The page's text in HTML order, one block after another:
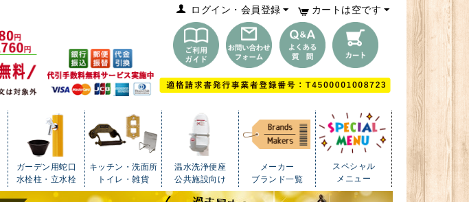
カートは空です
ログイン・会員登録
ガーデン用蛇口
水栓柱・立水栓
キッチン・洗面所
トイレ・雑貨
温水洗浄便座
公共施設向け
メーカー
ブランド一覧
スペシャル
メニュー